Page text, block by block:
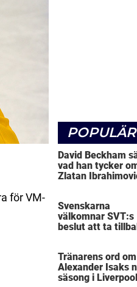
för VM-
David Beckham
vad han tycker
Zlatan
Svenskarna
välkomnar SVT:s
beslut att ta
Tränarens ord om
Alexander Isaks
säsong i Liverpool